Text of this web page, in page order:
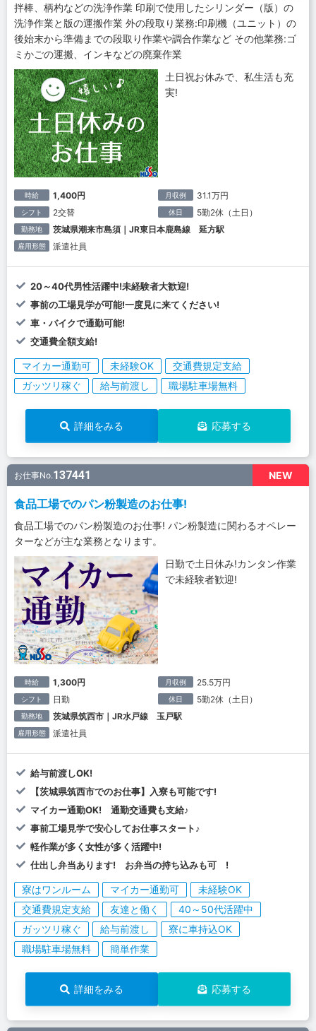
拌棒、柄杓などの洗浄作業 印刷で使用したシリンダー（版）の
洗浄作業と版の運搬作業 外の段取り業務:印刷機（ユニット）の
後始末から準備までの段取り作業や調合作業など その他業務:ゴ
ミかごの運搬、インキなどの廃棄作業
土日祝お休みで、私生活も充
実!
時給 1,400円 月収例 31.1万円
シフト 2交替 休日 5勤2休（土日）
勤務地 茨城県潮来市島須｜JR東日本鹿島線 延方駅
雇用形態 派遣社員
20～40代男性活躍中!未経験者大歓迎!
事前の工場見学が可能!一度見に来てください!
車・バイクで通勤可能!
交通費全額支給!
マイカー通勤可 未経験OK
交通費規定支給
ガッツリ稼ぐ
給与前渡し 職場駐車場無料
詳細をみる 応募する
NEW
お仕事No.137441
食品工場でのパン粉製造のお仕事!
食品工場でのパン粉製造のお仕事! パン粉製造に関わるオペレー
ターなどが主な業務となります。
日勤で土日休み!カンタン作業
で未経験者歓迎!
時給 1,300円 月収例 25.5万円
シフト 日勤 休日 5勤2休（土日）
勤務地 茨城県筑西市｜JR水戸線 玉戸駅
雇用形態 派遣社員
給与前渡しOK!
【茨城県筑西市でのお仕事】入寮も可能です!
マイカー通勤OK! 通勤交通費も支給♪
事前工場見学で安心してお仕事スタート♪
軽作業が多く女性が多く活躍中!
仕出し弁当あります! お弁当の持ち込みも可 !
寮はワンルーム マイカー通勤可
未経験OK
交通費規定支給
友達と働く
40～50代活躍中
ガッツリ稼ぐ
給与前渡し
寮に車持込OK
職場駐車場無料
簡単作業
詳細をみる 応募する